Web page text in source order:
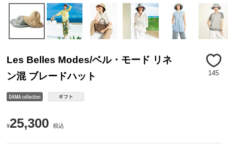
Les Belles Modes/ベル・モード リネ
ン混 ブレードハット
145
¥25,300 税込